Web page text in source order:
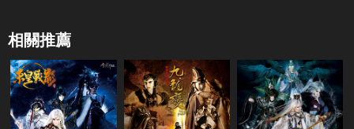
相關推薦